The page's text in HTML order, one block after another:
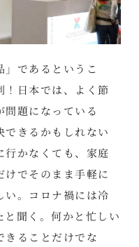
であるというこ
！日本では、よく節
題になっている
きるかもしれない
行かなくても、家庭
でそのまま手軽に
い。コロナ禍には冷
聞く。何かと忙しい
ることだけでな